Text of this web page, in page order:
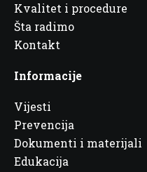
Kvalitet i procedure
Šta radimo
Kontakt
Informacije
Vijesti
Prevencija
Dokumenti i materijali
Edukacija